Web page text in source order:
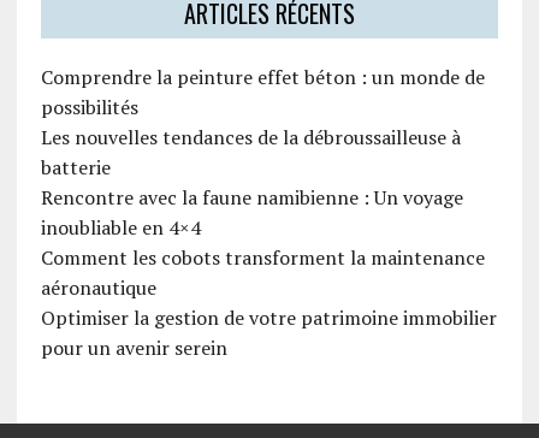
ARTICLES RÉCENTS
Comprendre la peinture effet béton : un monde de
possibilités
Les nouvelles tendances de la débroussailleuse à
batterie
Rencontre avec la faune namibienne : Un voyage
inoubliable en 4×4
Comment les cobots transforment la maintenance
aéronautique
Optimiser la gestion de votre patrimoine immobilier
pour un avenir serein